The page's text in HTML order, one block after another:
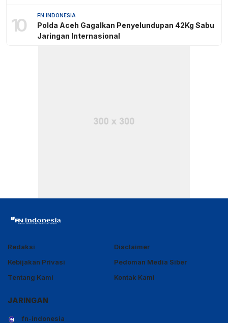
10 FN INDONESIA
Polda Aceh Gagalkan Penyelundupan 42Kg Sabu
Jaringan Internasional
Redaksi
Disclaimer
Kebijakan Privasi
Pedoman Media Siber
Tentang Kami
Kontak Kami
JARINGAN
fn-indonesia